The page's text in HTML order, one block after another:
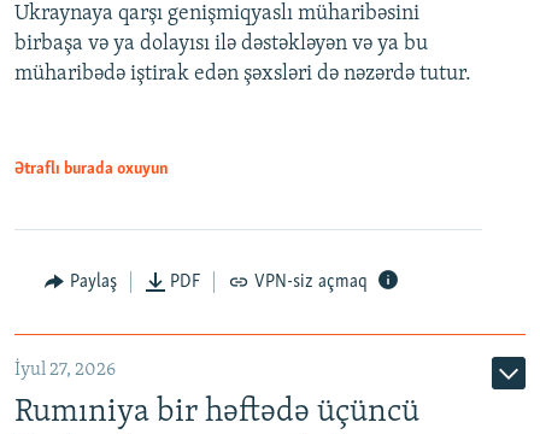
Ukraynaya qarşı genişmiqyaslı müharibəsini
birbaşa və ya dolayısı ilə dəstəkləyən və ya bu
müharibədə iştirak edən şəxsləri də nəzərdə tutur.
Ətraflı burada oxuyun
Paylaş PDF VPN-siz açmaq
İyul 27, 2026
Rumıniya bir həftədə üçüncü